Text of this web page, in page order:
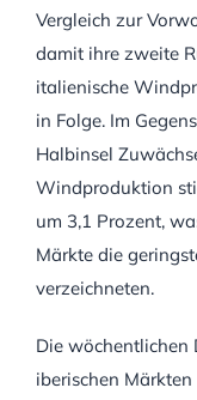
Vergleich zur
damit ihre zweite
italienische
in Folge. Im
Halbinsel
Windproduktion
um 3,1 Prozent,
Märkte die
verzeichneten.
Die wöchentlichen
iberischen